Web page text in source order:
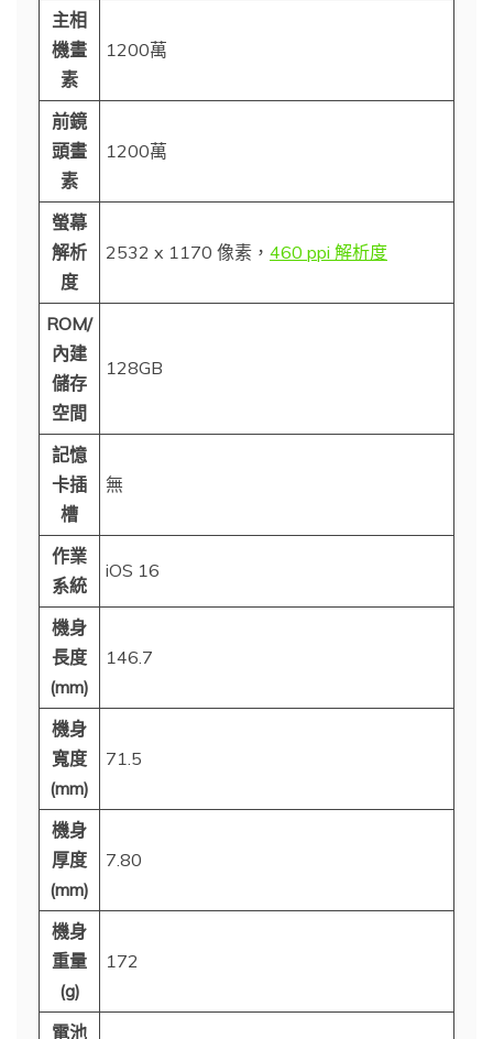
主相
機畫
素
1200萬
前鏡
頭畫
素
1200萬
螢幕
解析
度
2532 x 1170 像素， 460 ppi 解析度
ROM/
內建
儲存
空間
128GB
記憶
卡插
槽
無
作業
系統
iOS 16
機身
長度
(mm)
146.7
機身
寬度
(mm)
71.5
機身
厚度
(mm)
7.80
機身
重量
(g)
172
電池